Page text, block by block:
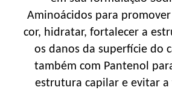
Aminoácidos para
cor, hidratar, fortalecer a
os danos da superfície do
também com Pantenol
estrutura capilar e evitar a